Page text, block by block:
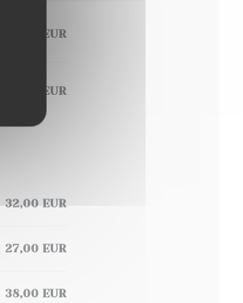
22,00 EUR
24,00 EUR
32,00 EUR
27,00 EUR
38,00 EUR